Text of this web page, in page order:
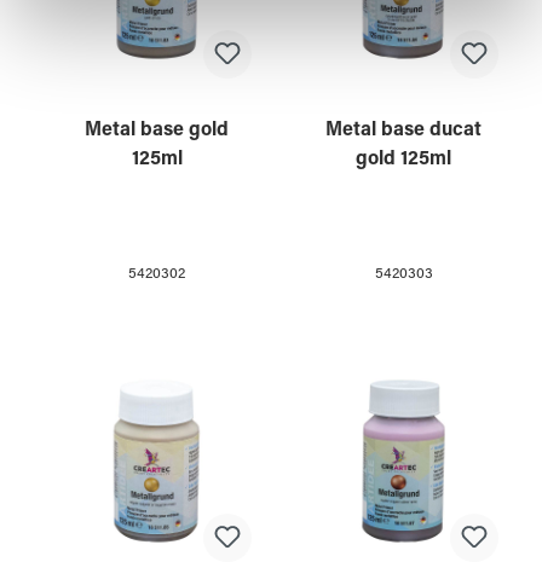
haben oder die sie im Rahmen Ihrer Nutzung der Dienste
gesammelt haben.
Metal base gold
125ml
5420302
Metal base ducat
gold 125ml
5420303